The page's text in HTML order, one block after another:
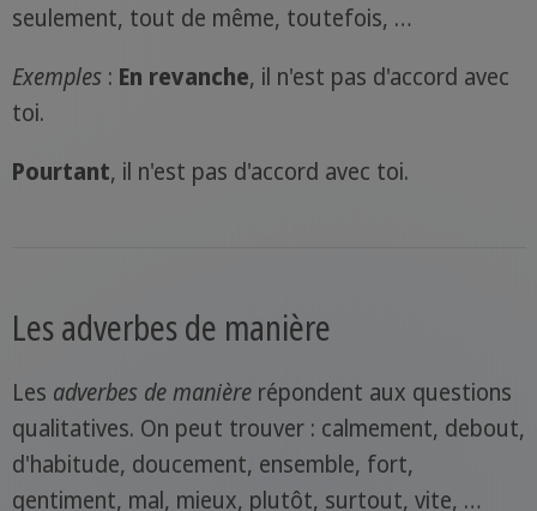
seulement, tout de même, toutefois, …
Exemples : En revanche, il n'est pas d'accord avec
toi.
Pourtant, il n'est pas d'accord avec toi.
Les adverbes de manière
Les adverbes de manièrerépondent aux questions
qualitatives. On peut trouver : calmement, debout,
d'habitude, doucement, ensemble, fort,
gentiment, mal, mieux, plutôt, surtout, vite, …